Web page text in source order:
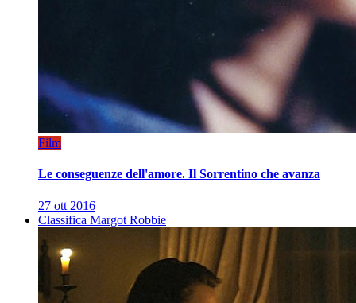
Film
Le conseguenze dell'amore. Il Sorrentino che avanza
27 ott 2016
Classifica Margot Robbie